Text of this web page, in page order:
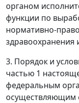
органом
функции по
нормативно-
здравоохранения
3. Порядок и
частью 1
федеральным
осуществляющим